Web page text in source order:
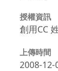
授權資訊
創用CC
上傳時間
2008-12-